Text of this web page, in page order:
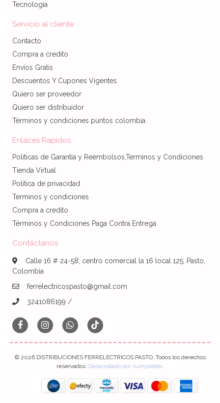
Tecnología
Servicio al cliente
Contacto
Compra a credito
Envíos Gratis
Descuentos Y Cupones Vigentes
Quiero ser proveedor
Quiero ser distribuidor
Términos y condiciones puntos colombia.
Enlaces Rapidos
Politicas de Garantia y Reembolsos,Terminos y Condiciones
Tienda Virtual
Politica de privacidad
Terminos y condiciones
Compra a credito
Términos y Condiciones Paga Contra Entrega
Contáctanos
Calle 16 # 24-58, centro comercial la 16 local 125, Pasto,
Colombia
ferrelectricospasto@gmail.com
3241086199 /
© 2026 DISTRIBUCIONES FERRELECTRICOS PASTO. Todos los derechos
reservados. Desarrollado por Jumpseller.